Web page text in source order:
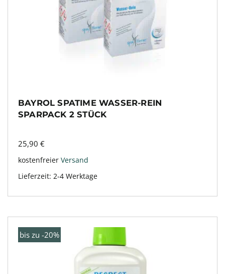
BAYROL SPATIME WASSER-REIN
SPARPACK 2 STÜCK
25,90 €
kostenfreier Versand
Lieferzeit: 2-4 Werktage
bis zu -20%